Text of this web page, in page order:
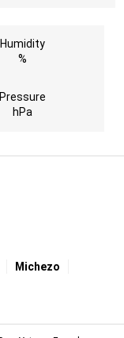
Humidity
%
Pressure
hPa
Michezo